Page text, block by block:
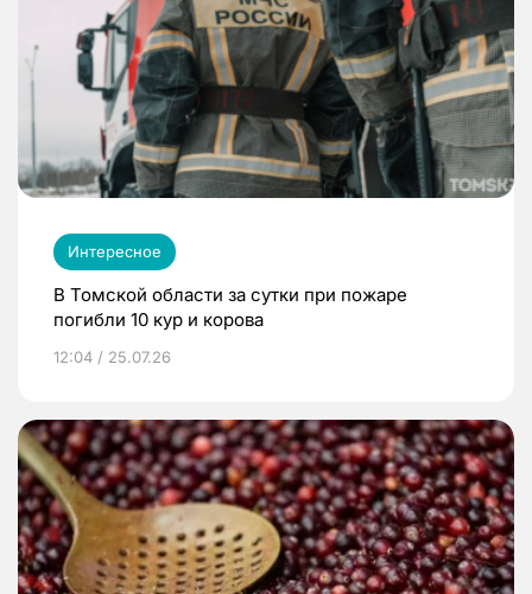
Интересное
В Томской области за сутки при пожаре
погибли 10 кур и корова
12:04 / 25.07.26